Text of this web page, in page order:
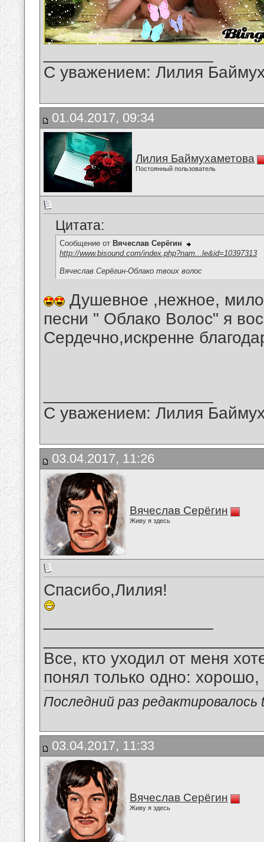
С уважением: Лилия
01.04.2017, 09:34
Лилия Баймухаметова
Постоянный пользователь
Цитата:
Сообщение от Вячеслав Серёгин
http://www.bisound.com/index.php?nam...le&id=10397313
Вячеслав Серёгин-Облако твоих волос
Душевное ,нежное,
песни " Облако Волос" я
Сердечно,искренне
С уважением: Лилия
03.04.2017, 11:26
Вячеслав Серёгин
Живу я здесь
Спасибо,Лилия!
Все, кто уходил от меня
понял только одно:
Последний раз
03.04.2017, 11:33
Вячеслав Серёгин
Живу я здесь